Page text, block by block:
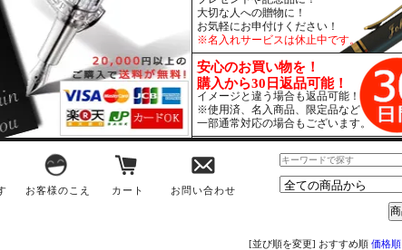
大切な人への贈物に！
お気軽にお申付けください！
※名入れサービスは休止中です。
安心のお買い物を！
購入から30日返品可能！
イメージと違う場合も返品可能！
※使用済、名入商品、限定品など
一部通常対応の場合もございます。
お客様のこえ カート お問い合わせ
[並び順を変更] おすすめ順 価格順